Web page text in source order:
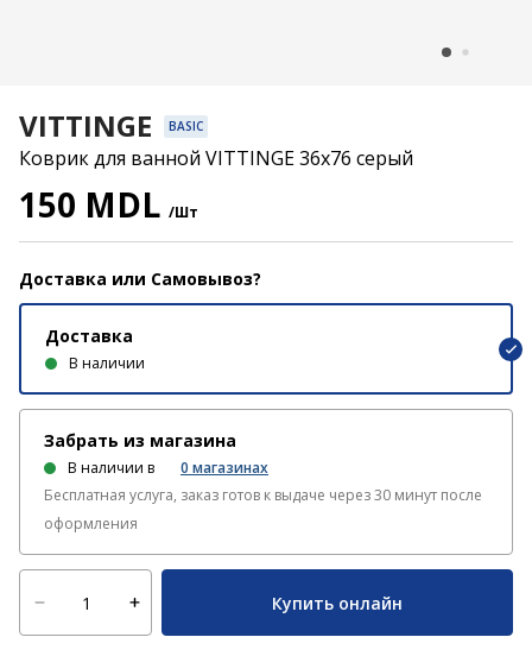
VITTINGE BASIC
Коврик для ванной VITTINGE 36x76 серый
150 MDL /Шт
Доставка или Самовывоз?
Доставка
В наличии
Забрать из магазина
В наличии в 0 магазинах
Бесплатная услуга, заказ готов к выдаче через 30 минут после
оформления
Купить онлайн